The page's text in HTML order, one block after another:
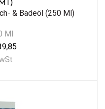
& Badeöl (250 Ml)
Ml